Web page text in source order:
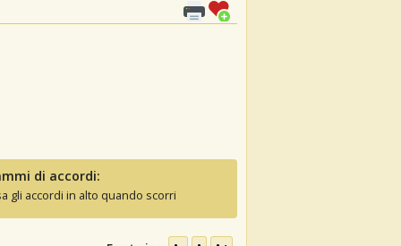
di accordi:
gli accordi in alto quando scorri